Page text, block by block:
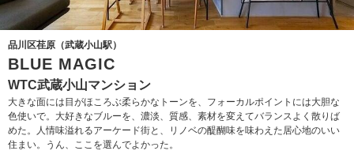
品川区荏原（武蔵小山駅）
BLUE MAGIC
WTC武蔵小山マンション
大きな面には目がほころぶ柔らかなトーンを、フォーカルポイントには大胆な
色使いで。大好きなブルーを、濃淡、質感、素材を変えてバランスよく散りば
めた。人情味溢れるアーケード街と、リノベの醍醐味を味わえた居心地のいい
住まい。うん、ここを選んでよかった。